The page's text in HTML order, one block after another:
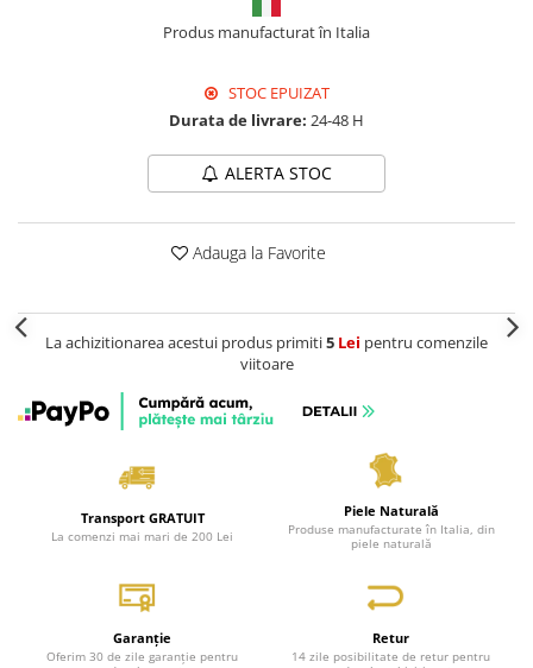
Produs manufacturat în Italia
STOC EPUIZAT
Durata de livrare: 24-48 H
ALERTA STOC
Adauga la Favorite
La achizitionarea acestui produs primiti5 Lei pentru comenzile
viitoare
Transport GRATUIT
La comenzi mai mari de 200 Lei
Piele Naturală
Produse manufacturate în Italia, din
piele naturală
Garanție
Oferim 30 de zile garanție pentru
Retur
14 zile posibilitate de retur pentru